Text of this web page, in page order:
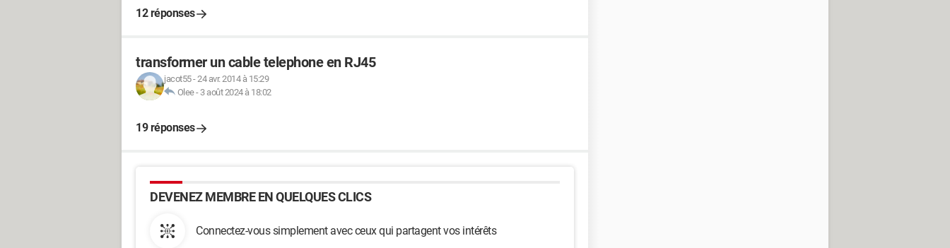
12 réponses
transformer un cable telephone en RJ45
jacot55-24 avr. 2014 à 15:29
Olee- 3 août 2024 à 18:02
19 réponses
DEVENEZ MEMBRE EN QUELQUES CLICS
Connectez-vous simplement avec ceux qui partagent vos intérêts